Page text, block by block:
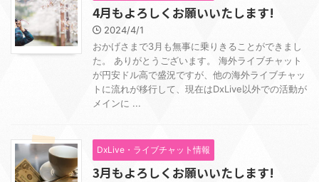
4月もよろしくお願いいたします!
2024/4/1
おかげさまで3月も無事に乗りきることができまし
た。 ありがとうございます。 海外ライブチャット
が円安ドル高で盛況ですが、他の海外ライブチャッ
トに流れが移行して、現在はDxLive以外での活動が
メインに ...
DxLive・ライブチャット情報
3月もよろしくお願いいたします!